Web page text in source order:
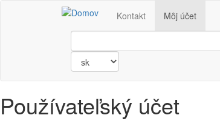
Kontakt Môj účet
Title
Používateľský účet